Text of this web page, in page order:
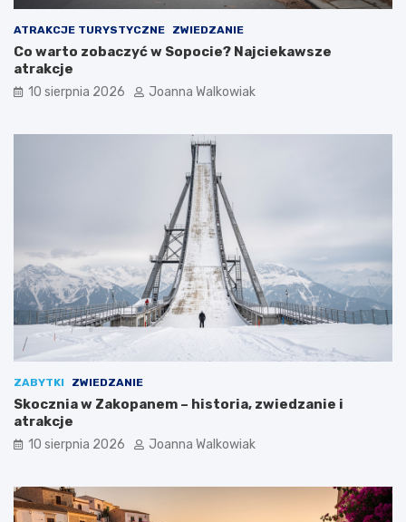
ATRAKCJE TURYSTYCZNE ZWIEDZANIE
Co warto zobaczyć w Sopocie? Najciekawsze
atrakcje
10 sierpnia 2026 Joanna Walkowiak
ZABYTKI ZWIEDZANIE
Skocznia w Zakopanem – historia, zwiedzanie i
atrakcje
10 sierpnia 2026 Joanna Walkowiak